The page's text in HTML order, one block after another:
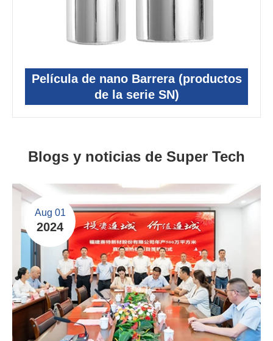
Película de nano Barrera (productos
de la serie SN)
Blogs y noticias de Super Tech
Aug 01
2024